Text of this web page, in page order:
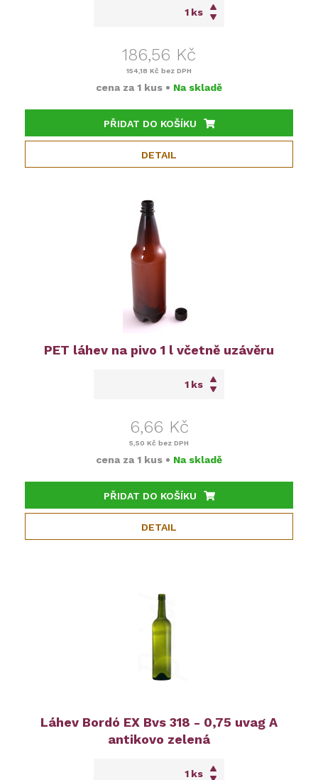
ks
186,56 Kč
154,18 Kč bez DPH
cena za 1 kus • Na skladě
PŘIDAT DO KOŠÍKU
DETAIL
PET láhev na pivo 1 l včetně uzávěru
ks
6,66 Kč
5,50 Kč bez DPH
cena za 1 kus • Na skladě
PŘIDAT DO KOŠÍKU
DETAIL
Láhev Bordó EX Bvs 318 - 0,75 uvag A
antikovo zelená
ks